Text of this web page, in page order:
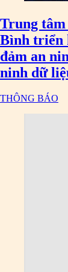
Trung
Bình triển
đảm an
ninh dữ
THÔNG BÁO